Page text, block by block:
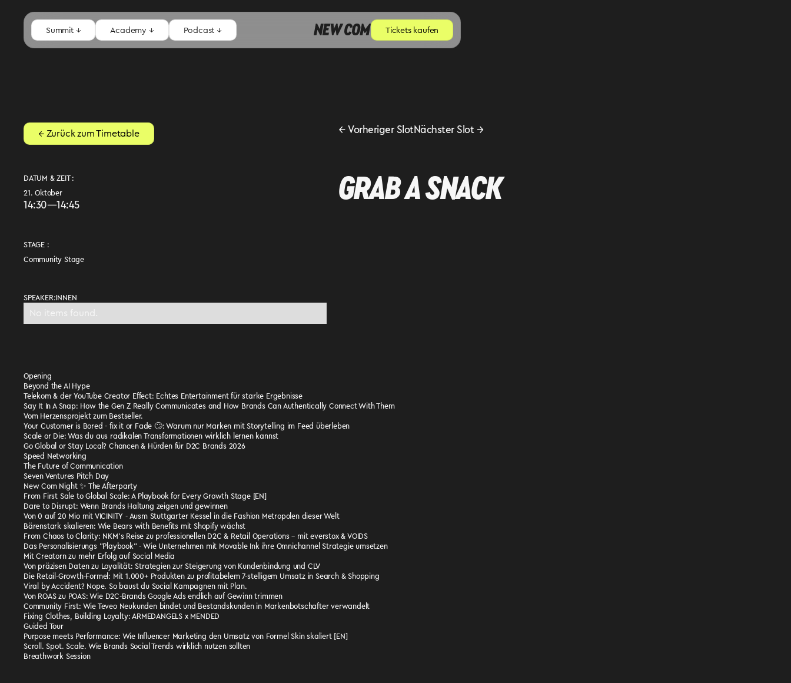
Summit ↓ Academy ↓ Podcast ↓ Tickets kaufen
← Zurück zum Timetable
DATUM & ZEIT :
21. Oktober
14:30—14:45
STAGE :
Community Stage
SPEAKER:INNEN
No items found.
←Vorheriger Slot →
Nächster Slot
GRAB A SNACK
Opening
Beyond the AI Hype
Telekom & der YouTube Creator Effect: Echtes Entertainment für starke Ergebnisse
Say It In A Snap: How the Gen Z Really Communicates and How Brands Can Authentically Connect With Them
Vom Herzensprojekt zum Bestseller.
Your Customer is Bored - fix it or Fade 🙄: Warum nur Marken mit Storytelling im Feed überleben
Scale or Die: Was du aus radikalen Transformationen wirklich lernen kannst
Go Global or Stay Local? Chancen & Hürden für D2C Brands 2026
Speed Networking
The Future of Communication
Seven Ventures Pitch Day
New Com Night ✨ The Afterparty
From First Sale to Global Scale: A Playbook for Every Growth Stage [EN]
Dare to Disrupt: Wenn Brands Haltung zeigen und gewinnen
Von 0 auf 20 Mio mit VICINITY - Ausm Stuttgarter Kessel in die Fashion Metropolen dieser Welt
Bärenstark skalieren: Wie Bears with Benefits mit Shopify wächst
From Chaos to Clarity: NKM’s Reise zu professionellen D2C & Retail Operations – mit everstox & VOIDS
Das Personalisierungs "Playbook" - Wie Unternehmen mit Movable Ink ihre Omnichannel Strategie umsetzen
Mit Creatorn zu mehr Erfolg auf Social Media
Von präzisen Daten zu Loyalität: Strategien zur Steigerung von Kundenbindung und CLV
Die Retail-Growth-Formel: Mit 1.000+ Produkten zu profitabelem 7-stelligem Umsatz in Search & Shopping
Viral by Accident? Nope. So baust du Social Kampagnen mit Plan.
Von ROAS zu POAS: Wie D2C-Brands Google Ads endlich auf Gewinn trimmen
Community First: Wie Teveo Neukunden bindet und Bestandskunden in Markenbotschafter verwandelt
Fixing Clothes, Building Loyalty: ARMEDANGELS x MENDED
Guided Tour
Purpose meets Performance: Wie Influencer Marketing den Umsatz von Formel Skin skaliert [EN]
Scroll. Spot. Scale. Wie Brands Social Trends wirklich nutzen sollten
Breathwork Session